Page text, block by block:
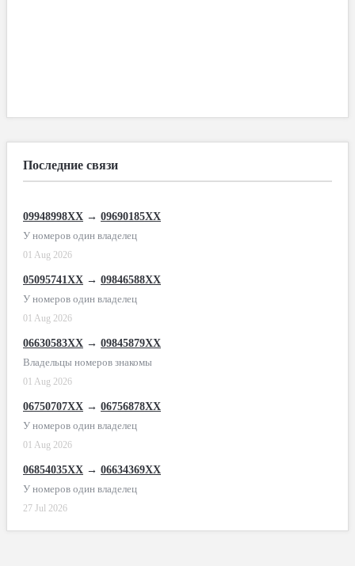
Последние связи
09948998XX → 09690185XX
У номеров один владелец
01 Aug 2026
05095741XX → 09846588XX
У номеров один владелец
01 Aug 2026
06630583XX → 09845879XX
Владельцы номеров знакомы
01 Aug 2026
06750707XX → 06756878XX
У номеров один владелец
01 Aug 2026
06854035XX → 06634369XX
У номеров один владелец
27 Jul 2026